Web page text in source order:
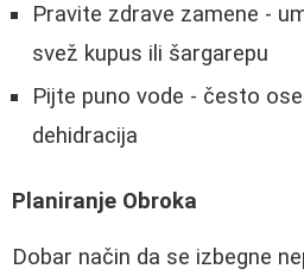
Pravite zdrave zamene -
svež kupus ili šargarepu
Pijte puno vode - često
dehidracija
Planiranje Obroka
Dobar način da se izbegne